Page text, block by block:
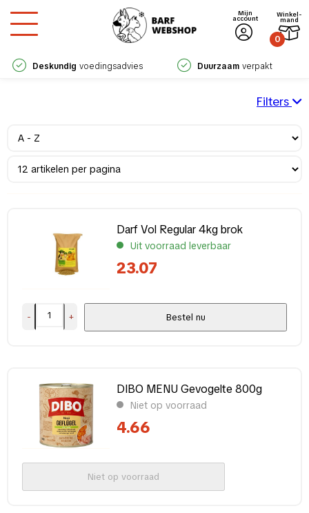
0
Winkel­
mand
Mijn
account
Deskundig voedingsadvies Duurzaam verpakt
Filters
Samenstelling
Gemengd(7)
(2)
(8)
Vis
Dibo(6)
Overig / Divers
Darf Vol Regular 4kg brok
Uit voorraad leverbaar
23.07
- + Bestel nu
DIBO MENU Gevogelte 800g
Niet op voorraad
4.66
Niet op voorraad